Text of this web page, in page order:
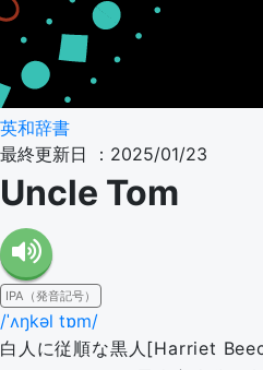
英和辞書
最終更新日 ：2025/01/23
Uncle Tom
IPA（発音記号）
/ˈʌŋkəl tɒm/
白人に従順な黒人[Harriet